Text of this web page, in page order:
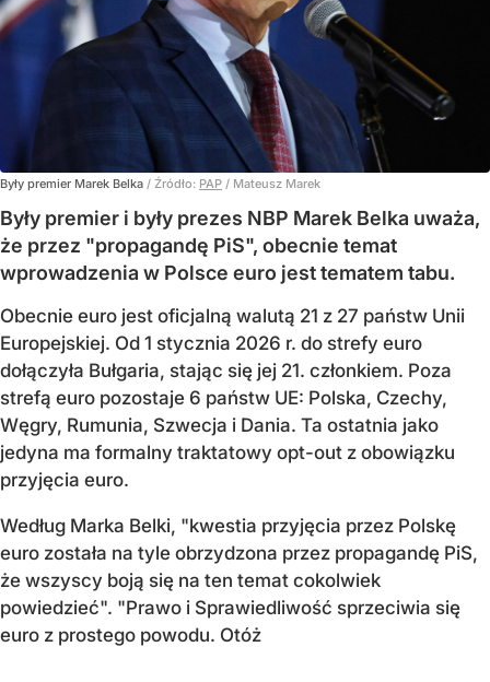
Były premier Marek Belka / Źródło: PAP / Mateusz Marek
Były premier i były prezes NBP Marek Belka uważa,
że przez "propagandę PiS", obecnie temat
wprowadzenia w Polsce euro jest tematem tabu.
Obecnie euro jest oficjalną walutą 21 z 27 państw Unii
Europejskiej. Od 1 stycznia 2026 r. do strefy euro
dołączyła Bułgaria, stając się jej 21. członkiem. Poza
strefą euro pozostaje 6 państw UE: Polska, Czechy,
Węgry, Rumunia, Szwecja i Dania. Ta ostatnia jako
jedyna ma formalny traktatowy opt-out z obowiązku
przyjęcia euro.
Według Marka Belki, "kwestia przyjęcia przez Polskę
euro została na tyle obrzydzona przez propagandę PiS,
że wszyscy boją się na ten temat cokolwiek
powiedzieć". "Prawo i Sprawiedliwość sprzeciwia się
euro z prostego powodu. Otóż